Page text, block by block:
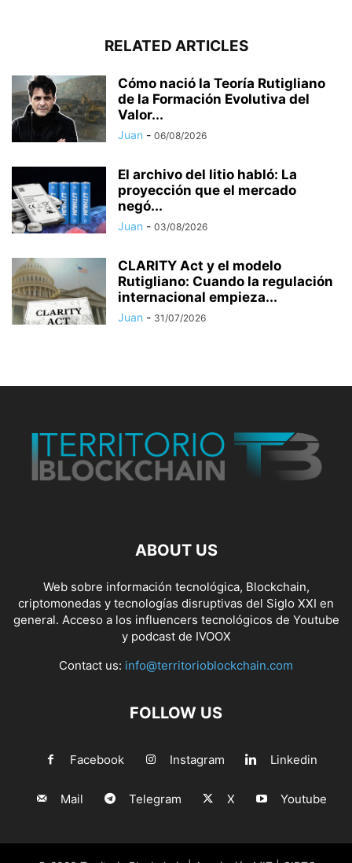
RELATED ARTICLES
Cómo nació la Teoría Rutigliano
de la Formación Evolutiva del
Valor...
Juan - 06/08/2026
El archivo del litio habló: La
proyección que el mercado
negó...
Juan - 03/08/2026
CLARITY Act y el modelo
Rutigliano: Cuando la regulación
internacional empieza...
Juan - 31/07/2026
ABOUT US
Web sobre información tecnológica, Blockchain,
criptomonedas y tecnologías disruptivas del Siglo XXI en
general. Acceso a los influencers tecnológicos de Youtube
y podcast de IVOOX
Contact us: info@territorioblockchain.com
FOLLOW US
Facebook Instagram Linkedin
Mail Telegram X Youtube